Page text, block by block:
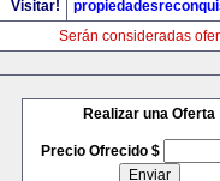
Visitar!
Serán consideradas
Realizar una Oferta
Precio Ofrecido $